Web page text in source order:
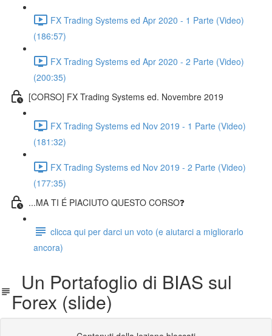
FX Trading Systems ed Apr 2020 - 1 Parte (Video)
(186:57)
FX Trading Systems ed Apr 2020 - 2 Parte (Video)
(200:35)
[CORSO] FX Trading Systems ed. Novembre 2019
FX Trading Systems ed Nov 2019 - 1 Parte (Video)
(181:32)
FX Trading Systems ed Nov 2019 - 2 Parte (Video)
(177:35)
...MA TI É PIACIUTO QUESTO CORSO❓
clicca qui per darci un voto (e aiutarci a migliorarlo
ancora)
Un Portafoglio di BIAS sul
Forex (slide)